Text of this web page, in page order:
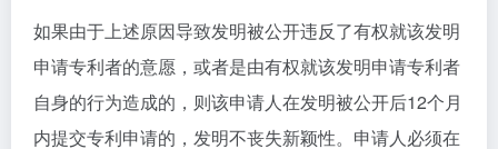
如果由于上述原因导致发明被公开违反了有权就该发明
申请专利者的意愿，或者是由有权就该发明申请专利者
自身的行为造成的，则该申请人在发明被公开后12个月
内提交专利申请的，发明不丧失新颖性。申请人必须在